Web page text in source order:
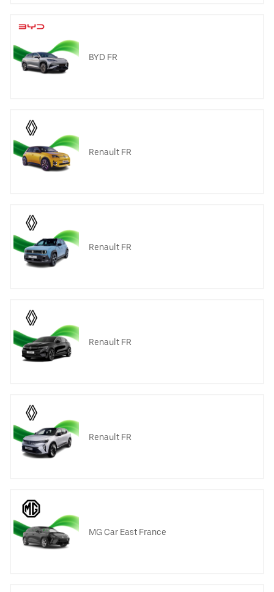
BYD FR
Renault FR
Renault FR
Renault FR
Renault FR
MG Car East France